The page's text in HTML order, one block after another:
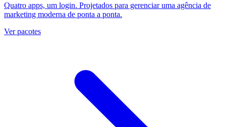
Quatro apps, um login. Projetados para gerenciar uma agência de
marketing moderna de ponta a ponta.
Ver pacotes